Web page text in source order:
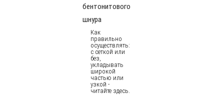
бентонитового
шнура
Как
правильно
осуществлять:
с сеткой или
без,
укладывать
широкой
частью или
узкой -
читайте здесь.